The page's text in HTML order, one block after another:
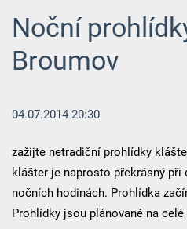
Noční
Broumov
04.07.2014 20:30
zažijte netradiční prohlídky
klášter je naprosto překrásný při
nočních hodinách. Prohlídka
Prohlídky jsou plánované na celé